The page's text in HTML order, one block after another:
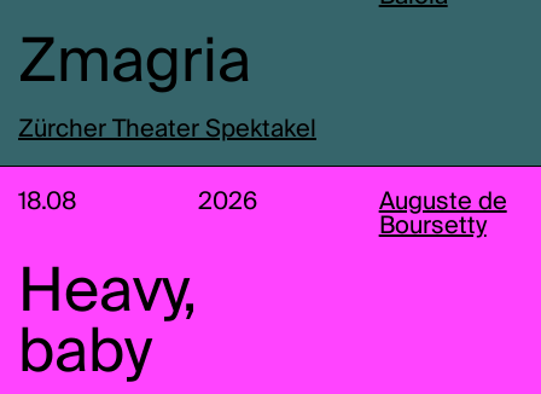
Zmagria
Zürcher Theater Spektakel
18.08 2026
Auguste de
Boursetty
Heavy,
baby